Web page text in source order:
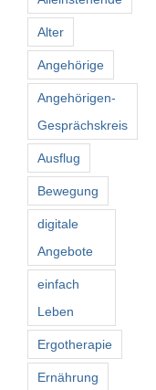
Suche
nach:
Alter
Angehörige
Angehörigen-
Gesprächskreis
Ausflug
Bewegung
digitale
Angebote
einfach
Leben
Ergotherapie
Ernährung